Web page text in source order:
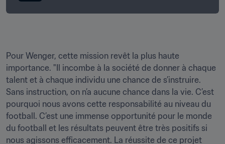
Pour Wenger, cette mission revêt la plus haute
importance. "Il incombe à la société de donner à chaque
talent et à chaque individu une chance de s’instruire.
Sans instruction, on n’a aucune chance dans la vie. C’est
pourquoi nous avons cette responsabilité au niveau du
football. C’est une immense opportunité pour le monde
du football et les résultats peuvent être très positifs si
nous agissons efficacement. La réussite de ce projet